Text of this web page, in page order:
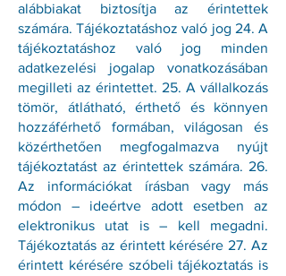
alábbiakat biztosítja az érintettek
számára. Tájékoztatáshoz való jog 24. A
tájékoztatáshoz való jog minden
adatkezelési jogalap vonatkozásában
megilleti az érintettet. 25. A vállalkozás
tömör, átlátható, érthető és könnyen
hozzáférhető formában, világosan és
közérthetően megfogalmazva nyújt
tájékoztatást az érintettek számára. 26.
Az információkat írásban vagy más
módon – ideértve adott esetben az
elektronikus utat is – kell megadni.
Tájékoztatás az érintett kérésére 27. Az
érintett kérésére szóbeli tájékoztatás is